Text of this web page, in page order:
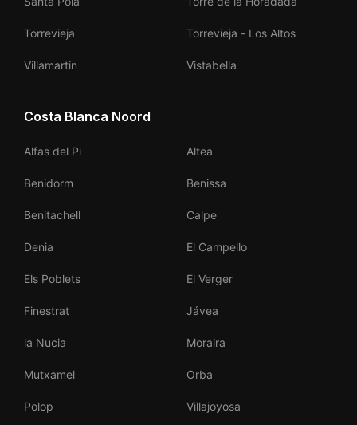
Torrevieja Torrevieja - Los Altos
Villamartin Vistabella
Costa Blanca Noord
Alfas del Pi Altea
Benidorm Benissa
Benitachell Calpe
Denia El Campello
Els Poblets El Verger
Finestrat Jávea
la Nucia Moraira
Mutxamel Orba
Polop Villajoyosa